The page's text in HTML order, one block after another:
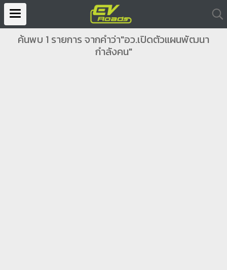
ค้นพบ 1 รายการ จากคำว่า"อว.เปิดตัวแผนพัฒนา
กำลังคน"